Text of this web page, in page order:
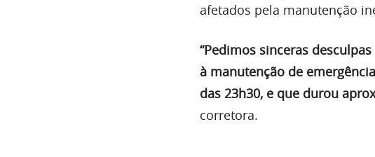
afetados pela manutenção
“Pedimos sinceras
à manutenção de
das 23h30, e que durou
corretora.